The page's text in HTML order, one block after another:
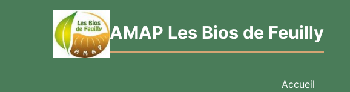
AMAP Les Bios de Feuilly
Accueil